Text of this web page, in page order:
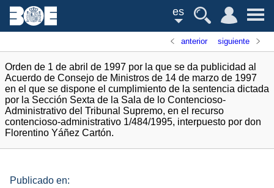
es
anterior siguiente
Orden de 1 de abril de 1997 por la que se da publicidad al
Acuerdo de Consejo de Ministros de 14 de marzo de 1997
en el que se dispone el cumplimiento de la sentencia dictada
por la Sección Sexta de la Sala de lo Contencioso-
Administrativo del Tribunal Supremo, en el recurso
contencioso-administrativo 1/484/1995, interpuesto por don
Florentino Yáñez Cartón.
Publicado en: